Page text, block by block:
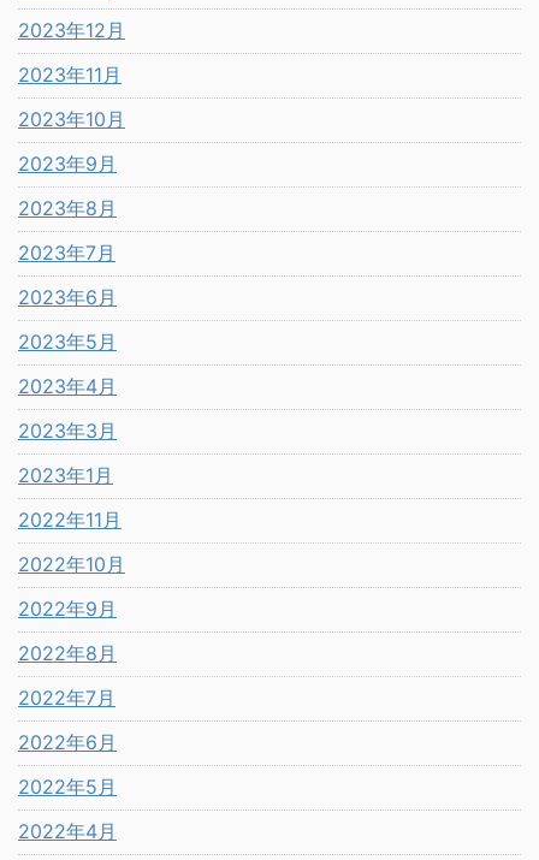
2023年12月
2023年11月
2023年10月
2023年9月
2023年8月
2023年7月
2023年6月
2023年5月
2023年4月
2023年3月
2023年1月
2022年11月
2022年10月
2022年9月
2022年8月
2022年7月
2022年6月
2022年5月
2022年4月